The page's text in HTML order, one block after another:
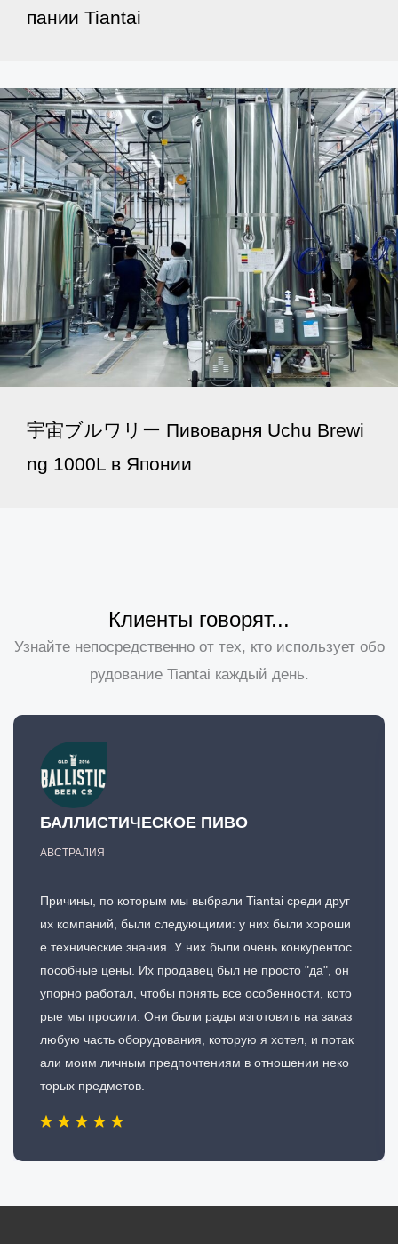
пании Tiantai
宇宙ブルワリー Пивоварня Uchu Brewi
ng 1000L в Японии
Клиенты говорят...
Узнайте непосредственно от тех, кто использует обо
рудование Tiantai каждый день.
БАЛЛИСТИЧЕСКОЕ ПИВО
АВСТРАЛИЯ
Причины, по которым мы выбрали Tiantai среди друг
их компаний, были следующими: у них были хороши
е технические знания. У них были очень конкурентос
пособные цены. Их продавец был не просто "да", он
упорно работал, чтобы понять все особенности, кото
рые мы просили. Они были рады изготовить на заказ
любую часть оборудования, которую я хотел, и потак
али моим личным предпочтениям в отношении неко
торых предметов.